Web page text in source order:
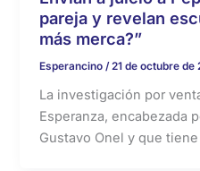
pareja y revelan
más merca?”
Esperancino /21 de octubre de
La investigación por
Esperanza, encabezada
Gustavo Onel y que